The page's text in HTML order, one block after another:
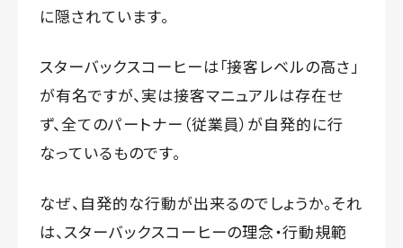
に隠されています。
スターバックスコーヒーは「接客レベルの高さ」
が有名ですが、実は接客マニュアルは存在せ
ず、全てのパートナー（従業員）が自発的に行
なっているものです。
なぜ、自発的な行動が出来るのでしょうか。それ
は、スターバックスコーヒーの理念・行動規範